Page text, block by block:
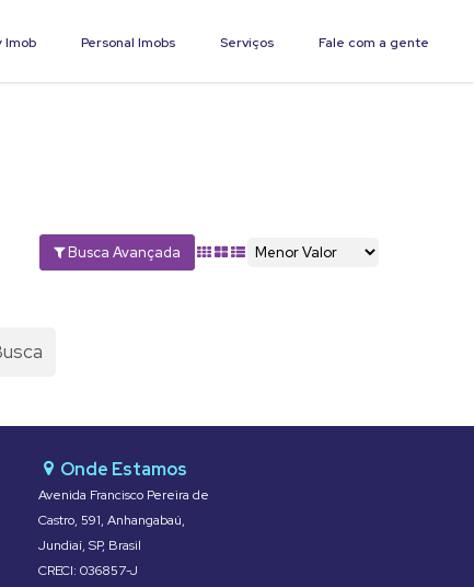
Imob Personal Imobs Serviços Fale com a gente
Busca Avançada
Avenida Francisco Pereira de
Castro, 591, Anhangabaú,
Jundiaí, SP, Brasil
CRECI: 036857-J